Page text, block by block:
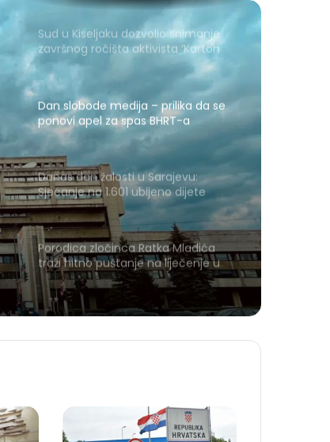
Sud u Kiseljaku dozvolio snimanje
završnog ročišta aktivista ‘Karton
revolucije’
Dan slobode medija – prilika da se
ponovi apel za spas BHRT-a
Danas dan žalosti u Sarajevu:
Sjećanje na 1.601 ubijeno dijete
Porodica zločinca Ratka Mladića
traži hitno puštanje na liječenje u
Srbiju